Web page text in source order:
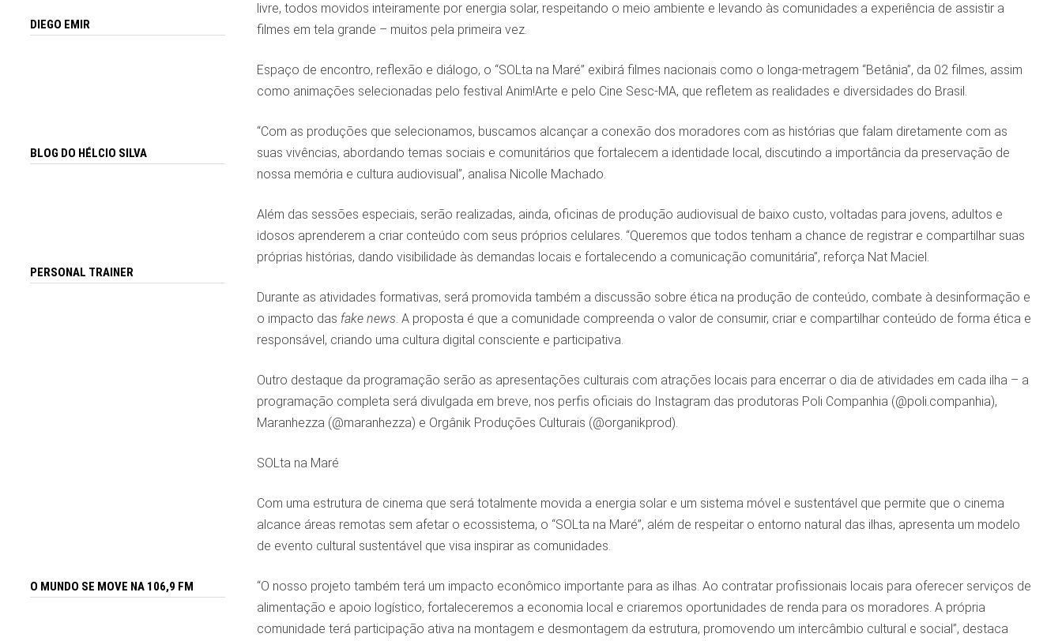
livre, todos movidos inteiramente por energia solar, respeitando o meio ambiente e levando às comunidades a experiência de assistir a
filmes em tela grande – muitos pela primeira vez.
Espaço de encontro, reflexão e diálogo, o “SOLta na Maré” exibirá filmes nacionais como o longa-metragem “Betânia”, da 02 filmes, assim
como animações selecionadas pelo festival Anim!Arte e pelo Cine Sesc-MA, que refletem as realidades e diversidades do Brasil.
“Com as produções que selecionamos, buscamos alcançar a conexão dos moradores com as histórias que falam diretamente com as
suas vivências, abordando temas sociais e comunitários que fortalecem a identidade local, discutindo a importância da preservação de
nossa memória e cultura audiovisual”, analisa Nicolle Machado.
Além das sessões especiais, serão realizadas, ainda, oficinas de produção audiovisual de baixo custo, voltadas para jovens, adultos e
idosos aprenderem a criar conteúdo com seus próprios celulares. “Queremos que todos tenham a chance de registrar e compartilhar suas
próprias histórias, dando visibilidade às demandas locais e fortalecendo a comunicação comunitária”, reforça Nat Maciel.
Durante as atividades formativas, será promovida também a discussão sobre ética na produção de conteúdo, combate à desinformação e
o impacto das fake news. A proposta é que a comunidade compreenda o valor de consumir, criar e compartilhar conteúdo de forma ética e
responsável, criando uma cultura digital consciente e participativa.
Outro destaque da programação serão as apresentações culturais com atrações locais para encerrar o dia de atividades em cada ilha – a
programação completa será divulgada em breve, nos perfis oficiais do Instagram das produtoras Poli Companhia (@poli.companhia),
Maranhezza (@maranhezza) e Orgânik Produções Culturais (@organikprod).
SOLta na Maré
Com uma estrutura de cinema que será totalmente movida a energia solar e um sistema móvel e sustentável que permite que o cinema
alcance áreas remotas sem afetar o ecossistema, o “SOLta na Maré”, além de respeitar o entorno natural das ilhas, apresenta um modelo
de evento cultural sustentável que visa inspirar as comunidades.
“O nosso projeto também terá um impacto econômico importante para as ilhas. Ao contratar profissionais locais para oferecer serviços de
alimentação e apoio logístico, fortaleceremos a economia local e criaremos oportunidades de renda para os moradores. A própria
comunidade terá participação ativa na montagem e desmontagem da estrutura, promovendo um intercâmbio cultural e social”, destaca
DIEGO EMIR
BLOG DO HÉLCIO SILVA
PERSONAL TRAINER
O MUNDO SE MOVE NA 106,9 FM